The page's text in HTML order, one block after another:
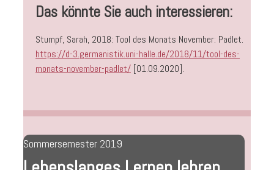
Das könnte Sie auch interessieren:
Stumpf, Sarah, 2018: Tool des Monats November: Padlet.
https://d-3.germanistik.uni-halle.de/2018/11/tool-des-
monats-november-padlet/ [01.09.2020].
Sommersemester 2019